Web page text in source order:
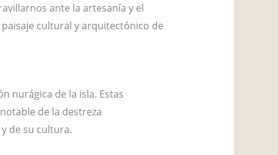
ante la artesanía y el
cultural y arquitectónico de
nurágica de la isla. Estas
de la destreza
de su cultura.